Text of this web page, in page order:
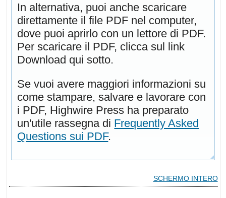
In alternativa, puoi anche scaricare
direttamente il file PDF nel computer,
dove puoi aprirlo con un lettore di PDF.
Per scaricare il PDF, clicca sul link
Download qui sotto.
Se vuoi avere maggiori informazioni su
come stampare, salvare e lavorare con
i PDF, Highwire Press ha preparato
un'utile rassegna di Frequently Asked
Questions sui PDF.
SCHERMO INTERO